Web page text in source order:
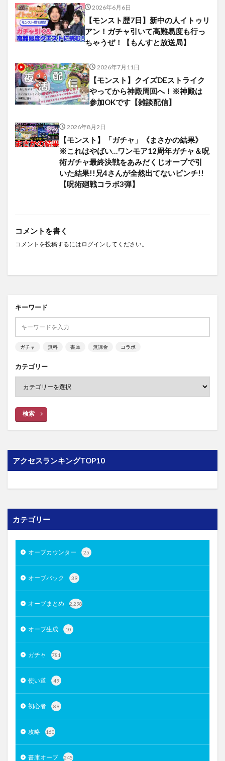
2026年6月6日
【モンスト歴7日】新中の人イトゥリ
アン！ガチャ引いて高難易度も行っ
ちゃうぜ！【もんすと放送局】
2026年7月11日
【モンスト】クイズDEストライク
やってから神殿周回へ！※神殿は
参加OKです【雑談配信】
2026年8月2日
【モンスト】「ガチャ」《まさかの結果》
※これはやばい…ワンモア12周年ガチャ＆呪
術ガチャ最終決戦をあみだくじオーブで引
いた結果!!兄4さんが全然出てないピンチ!!
【呪術廻戦コラボ3弾】
コメントを書く
コメントを投稿するには ログイン してください。
キーワード
ガチャ 無料 書庫 無課金 コラボ
カテゴリー
検索
アクセスランキングTOP10
カテゴリー
オーブカウンター 25
オーブバック 39
オーブまとめ 2,298
オーブ生成 10
ガチャ 781
使い道 49
初心者 89
攻略 160
書庫オーブ 245